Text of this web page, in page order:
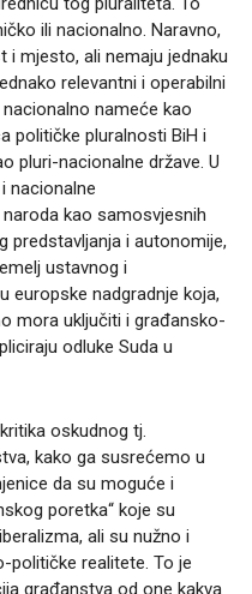
ili nacionalno. Naravno,
i mjesto, ali nemaju jednaku
relevantni i operabilni
nameće kao
političke pluralnosti BiH i
pluri-nacionalne države. U
nacionalne
kao samosvjesnih
predstavljanja i autonomije,
ustavnog i
europske nadgradnje koja,
mora uključiti i građansko-
odluke Suda u
oskudnog tj.
kako ga susrećemo u
da su moguće i
poretka“ koje su
ali su nužno i
političke realitete. To je
građanstva od one kakva